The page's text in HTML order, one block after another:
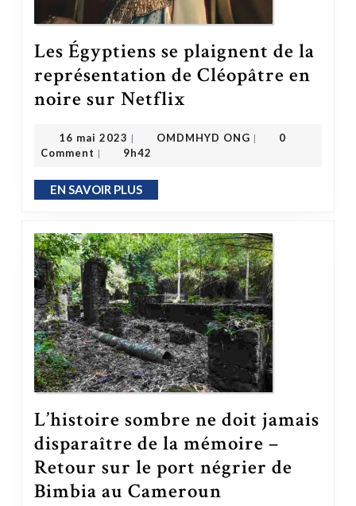
Les Égyptiens se plaignent de la
représentation de Cléopâtre en
noire sur Netflix
16 mai 2023 16 mai 2023
| OMDMHYD ONG |
0
Comment | 9h42
EN SAVOIR PLUSEN SAVOIR PLUS
L’histoire sombre ne doit jamais
disparaître de la mémoire –
Retour sur le port négrier de
Bimbia au Cameroun